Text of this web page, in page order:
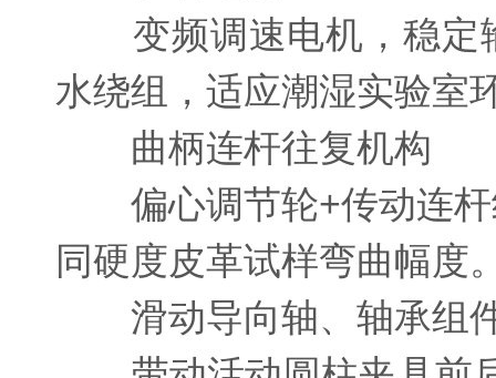
变频调速电机，稳定
水绕组，适应潮湿实验室
曲柄连杆往复机构
偏心调节轮+传动连杆
同硬度皮革试样弯曲幅度
滑动导向轴、轴承组